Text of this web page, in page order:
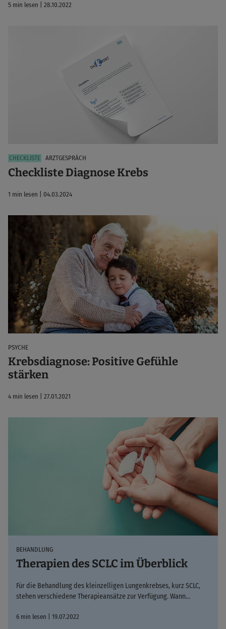
5 min lesen | 28.10.2022
ARZTGESPRÄCH
Checkliste Diagnose Krebs
1 min lesen | 04.03.2024
PSYCHE
Krebsdiagnose: Positive Gefühle
stärken
4 min lesen | 27.01.2021
BEHANDLUNG
Therapien des SCLC im Überblick
Für die Behandlung des kleinzelligen Lungenkrebses, kurz SCLC,
stehen verschiedene Therapieansätze zur Verfügung. Wann…
6 min lesen | 19.07.2022